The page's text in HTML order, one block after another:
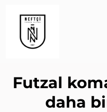
Futzal
daha